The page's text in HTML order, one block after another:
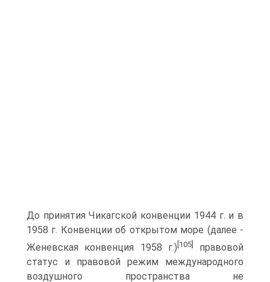
До принятия Чикагской конвенции 1944 г. и в
1958 г. Конвенции об открытом море (далее -
Женевская конвенция 1958 г.) [105]
правовой
статус и правовой режим международного
воздушного пространства не